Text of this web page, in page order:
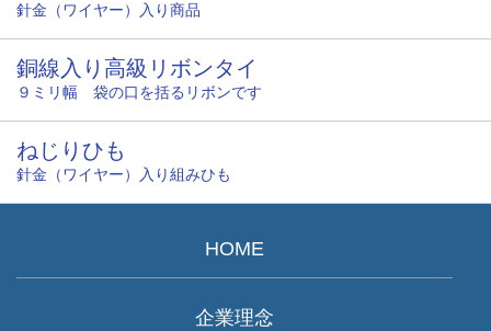
針金（ワイヤー）入り商品
銅線入り高級リボンタイ
９ミリ幅 袋の口を括るリボンです
ねじりひも
針金（ワイヤー）入り組みひも
HOME
企業理念